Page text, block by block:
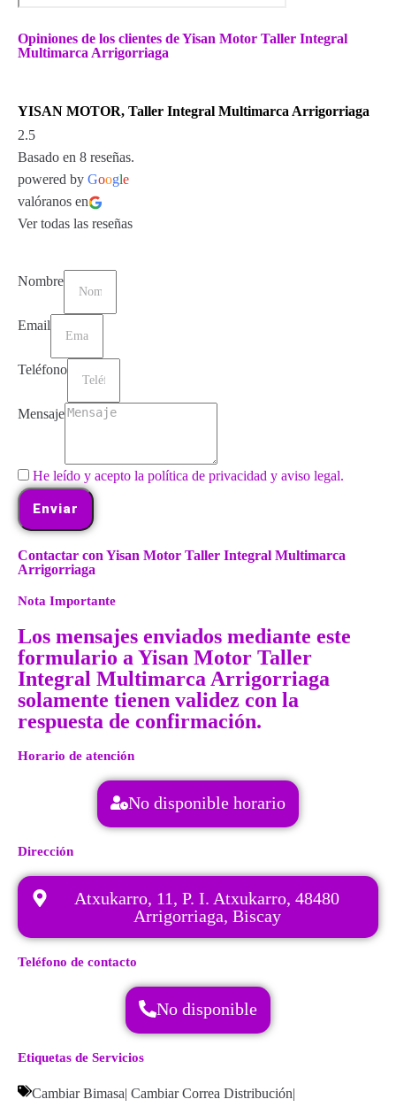
Opiniones de los clientes de Yisan Motor Taller Integral
Multimarca Arrigorriaga
YISAN MOTOR, Taller Integral Multimarca Arrigorriaga
2.5
Basado en 8 reseñas.
powered by Google
valóranos en
Ver todas las reseñas
Nombre
Email
Teléfono
Mensaje
He leído y acepto la política de privacidad y aviso legal.
Enviar
Contactar con Yisan Motor Taller Integral Multimarca
Arrigorriaga
Nota Importante
Los mensajes enviados mediante este
formulario a Yisan Motor Taller
Integral Multimarca Arrigorriaga
solamente tienen validez con la
respuesta de confirmación.
Horario de atención
No disponible horario
Dirección
Atxukarro, 11, P. I. Atxukarro, 48480
Arrigorriaga, Biscay
Teléfono de contacto
No disponible
Etiquetas de Servicios
Cambiar Bimasa| Cambiar Correa Distribución|